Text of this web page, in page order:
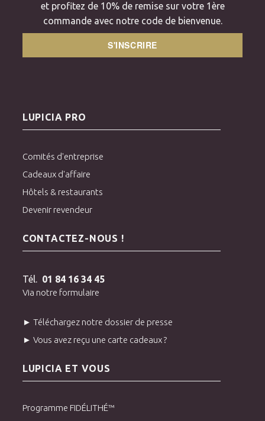
et profitez de 10% de remise sur votre 1ère
commande avec notre code de bienvenue.
S'INSCRIRE
LUPICIA PRO
Comités d'entreprise
Cadeaux d'affaire
Hôtels & restaurants
Devenir revendeur
CONTACTEZ-NOUS !
Tél. 01 84 16 34 45
Via notre formulaire
► Téléchargez notre dossier de presse
► Vous avez reçu une carte cadeaux ?
LUPICIA ET VOUS
Programme FIDÉLITHÉ™